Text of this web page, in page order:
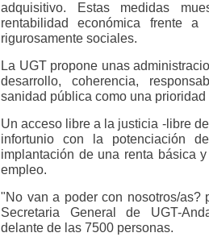
adquisitivo. Estas medidas
rentabilidad económica frente
rigurosamente sociales.
La UGT propone unas
desarrollo, coherencia,
sanidad pública como una prioridad
Un acceso libre a la justicia -libre
infortunio con la potenciación
implantación de una renta básica
empleo.
"No van a poder con nosotros/as?
Secretaria General de UGT-
delante de las 7500 personas.